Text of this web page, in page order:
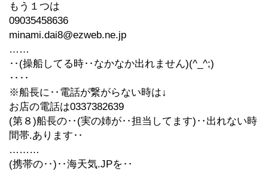
もう１つは
09035458636
minami.dai8@ezweb.ne.jp
……
‥(操船してる時‥なかなか出れません)(^_^;)
‥‥
※船長に‥電話が繋がらない時は↓
お店の電話は0337382639
(第８)船長の‥(実の姉が‥担当してます)‥出れない時
間帯.あります‥
………
(携帯の‥)‥海天気.JPを‥